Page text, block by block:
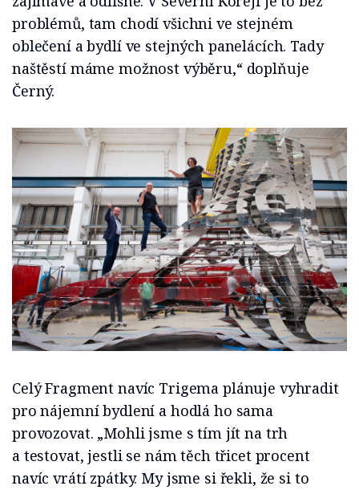
problémů, tam chodí všichni ve stejném
oblečení a bydlí ve stejných panelácích. Tady
naštěstí máme možnost výběru,“ doplňuje
Černý.
Celý Fragment navíc Trigema plánuje vyhradit
pro nájemní bydlení a hodlá ho sama
provozovat. „Mohli jsme s tím jít na trh
a testovat, jestli se nám těch třicet procent
navíc vrátí zpátky. My jsme si řekli, že si to